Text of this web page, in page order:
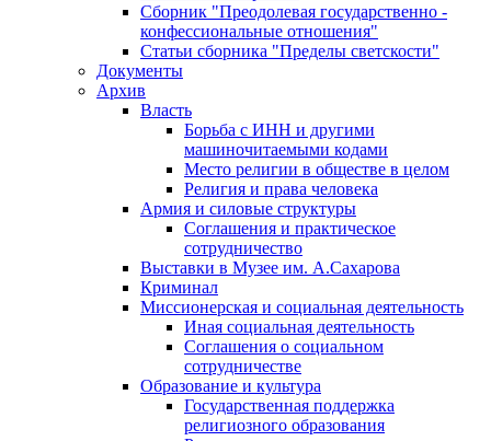
Сборник "Преодолевая государственно -
конфессиональные отношения"
Статьи сборника "Пределы светскости"
Документы
Архив
Власть
Борьба с ИНН и другими
машиночитаемыми кодами
Место религии в обществе в целом
Религия и права человека
Армия и силовые структуры
Соглашения и практическое
сотрудничество
Выставки в Музее им. А.Сахарова
Криминал
Миссионерская и социальная деятельность
Иная социальная деятельность
Соглашения о социальном
сотрудничестве
Образование и культура
Государственная поддержка
религиозного образования